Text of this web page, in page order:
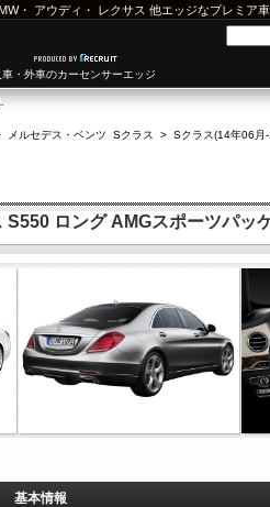
・ アウディ ・ レクサス 他エッジなプレミア車
・外車のカーセンサーエッジ
メルセデス・ベンツ Sクラス > Sクラス(14年06月
S550 ロング AMGスポーツパッ
基本情報